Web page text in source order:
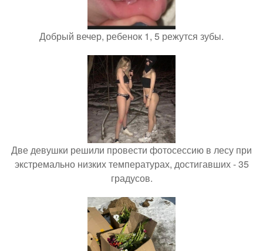
Добрый вечер, ребенок 1, 5 режутся зубы.
Две девушки решили провести фотосессию в лесу при
экстремально низких температурах, достигавших - 35
градусов.